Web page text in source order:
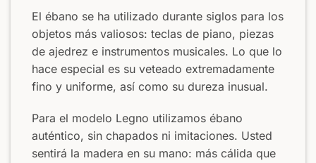
El ébano se ha utilizado durante siglos para los
objetos más valiosos: teclas de piano, piezas
de ajedrez e instrumentos musicales. Lo que lo
hace especial es su veteado extremadamente
fino y uniforme, así como su dureza inusual.
Para el modelo Legno utilizamos ébano
auténtico, sin chapados ni imitaciones. Usted
sentirá la madera en su mano: más cálida que